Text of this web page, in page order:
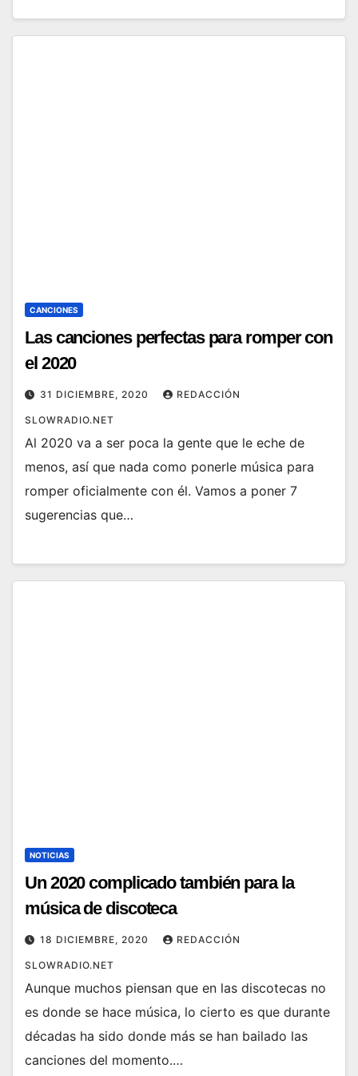
CANCIONES
Las canciones perfectas para romper con
el 2020
31 DICIEMBRE, 2020 REDACCIÓN
SLOWRADIO.NET
Al 2020 va a ser poca la gente que le eche de
menos, así que nada como ponerle música para
romper oficialmente con él. Vamos a poner 7
sugerencias que…
NOTICIAS
Un 2020 complicado también para la
música de discoteca
18 DICIEMBRE, 2020 REDACCIÓN
SLOWRADIO.NET
Aunque muchos piensan que en las discotecas no
es donde se hace música, lo cierto es que durante
décadas ha sido donde más se han bailado las
canciones del momento.…